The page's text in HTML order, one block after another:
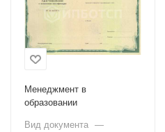
Менеджмент в
образовании
Вид документа —